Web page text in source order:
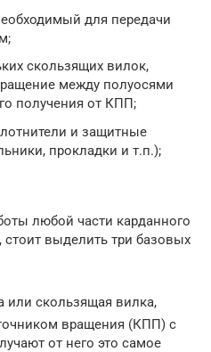
для передачи
скользящих вилок,
между полуосями
получения от КПП;
и защитные
прокладки и т.п.);
любой части карданного
выделить три базовых
или скользящая вилка,
вращения (КПП) с
от него это самое